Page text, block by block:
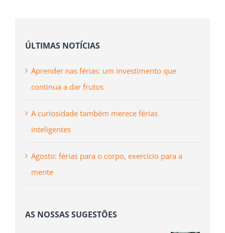
ÚLTIMAS NOTÍCIAS
Aprender nas férias: um investimento que
continua a dar frutos
A curiosidade também merece férias
inteligentes
Agosto: férias para o corpo, exercício para a
mente
AS NOSSAS SUGESTÕES